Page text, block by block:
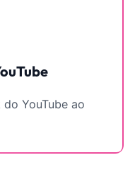
YouTube ao